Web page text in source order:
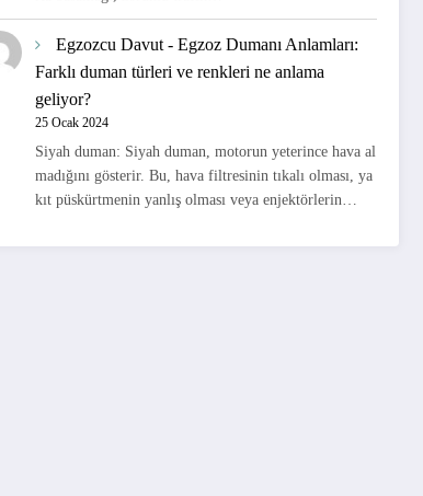
Egzozcu Davut-Egzoz Dumanı Anlamları:
Farklı duman türleri ve renkleri ne anlama
geliyor?
25 Ocak 2024
Siyah duman: Siyah duman, motorun yeterince hava al
madığını gösterir. Bu, hava filtresinin tıkalı olması, ya
kıt püskürtmenin yanlış olması veya enjektörlerin…